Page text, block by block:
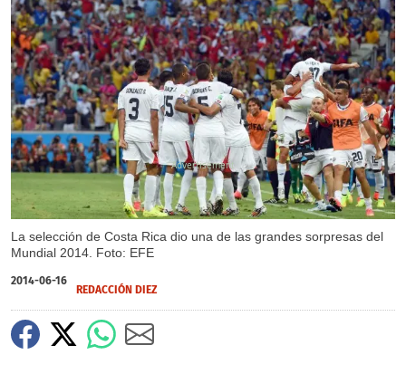
La selección de Costa Rica dio una de las grandes sorpresas del
Mundial 2014. Foto: EFE
X
2014-06-16
REDACCIÓN DIEZ